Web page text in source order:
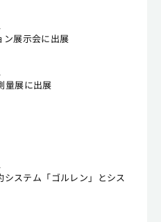
ン展示会に出展
量展に出展
ステム「ゴルレン」とシス